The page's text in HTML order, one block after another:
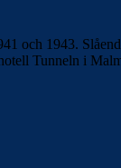
och 1943.
Tunneln i